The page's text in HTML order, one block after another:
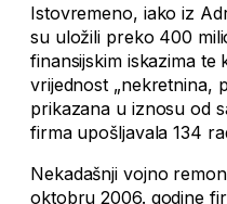
Istovremeno, iako iz
su uložili preko 400
finansijskim iskazima te
vrijednost „nekretnina,
prikazana u iznosu od
firma upošljavala 134
Nekadašnji vojno
oktobru 2006. godine